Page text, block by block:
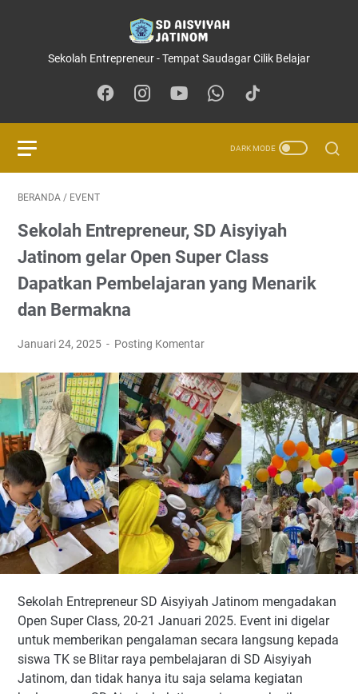
Sekolah Entrepreneur - Tempat Saudagar Cilik Belajar
BERANDA / EVENT
Sekolah Entrepreneur, SD Aisyiyah
Jatinom gelar Open Super Class
Dapatkan Pembelajaran yang Menarik
dan Bermakna
Januari 24, 2025 Posting Komentar
Sekolah Entrepreneur SD Aisyiyah Jatinom mengadakan
Open Super Class, 20-21 Januari 2025. Event ini digelar
untuk memberikan pengalaman secara langsung kepada
siswa TK se Blitar raya pembelajaran di SD Aisyiyah
Jatinom, dan tidak hanya itu saja selama kegiatan